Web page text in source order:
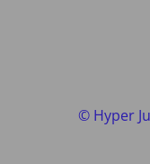
© Hyper